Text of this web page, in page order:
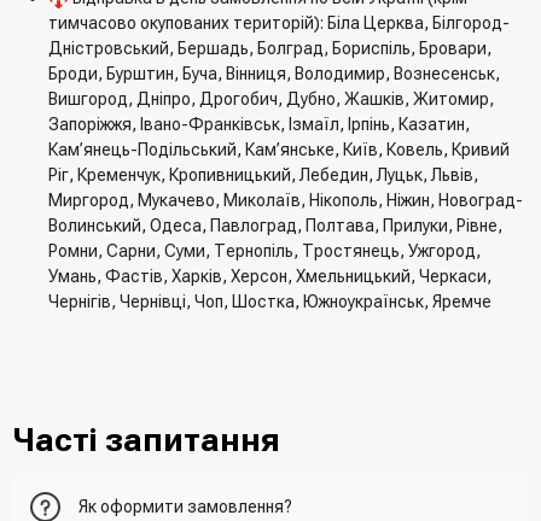
тимчасово окупованих територій): Біла Церква, Білгород-
Дністровський, Бершадь, Болград, Бориспіль, Бровари,
Броди, Бурштин, Буча, Вінниця, Володимир, Вознесенськ,
Вишгород, Дніпро, Дрогобич, Дубно, Жашків, Житомир,
Запоріжжя, Івано-Франківськ, Ізмаїл, Ірпінь, Казатин,
Кам’янець-Подільський, Кам’янське, Київ, Ковель, Кривий
Ріг, Кременчук, Кропивницький, Лебедин, Луцьк, Львів,
Миргород, Мукачево, Миколаїв, Нікополь, Ніжин, Новоград-
Волинський, Одеса, Павлоград, Полтава, Прилуки, Рівне,
Ромни, Сарни, Суми, Тернопіль, Тростянець, Ужгород,
Умань, Фастів, Харків, Херсон, Хмельницький, Черкаси,
Чернігів, Чернівці, Чоп, Шостка, Южноукраїнськ, Яремче
Часті запитання
Як оформити замовлення?